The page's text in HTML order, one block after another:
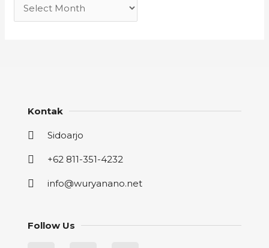
Kontak
Sidoarjo
+62 811-351-4232
info@wuryanano.net
Follow Us